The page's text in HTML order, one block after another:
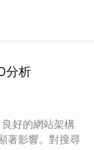
分析
好的網站架構
著影響。對搜尋